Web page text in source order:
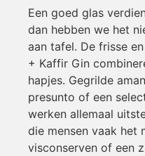
Een goed glas
dan hebben we het
aan tafel. De frisse
+ Kaffir Gin
hapjes. Gegrilde
presunto of een
werken allemaal
die mensen vaak het
visconserven of een